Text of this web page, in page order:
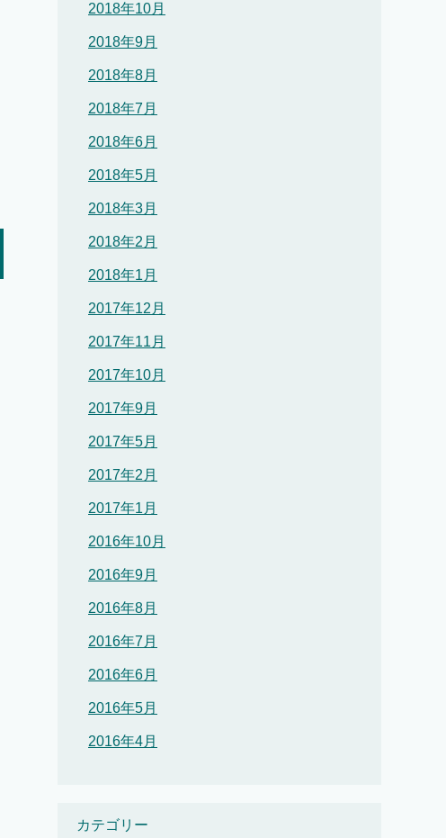
2018年10月
2018年9月
2018年8月
2018年7月
2018年6月
2018年5月
2018年3月
2018年2月
2018年1月
2017年12月
2017年11月
2017年10月
2017年9月
2017年5月
2017年2月
2017年1月
2016年10月
2016年9月
2016年8月
2016年7月
2016年6月
2016年5月
2016年4月
カテゴリー